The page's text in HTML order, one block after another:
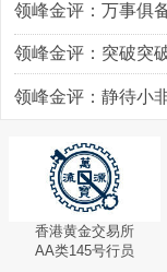
领峰金评：突破突
香港黄金交易所
AA类145号行员